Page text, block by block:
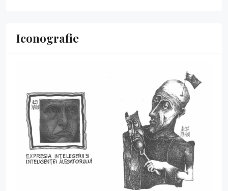
Iconografie